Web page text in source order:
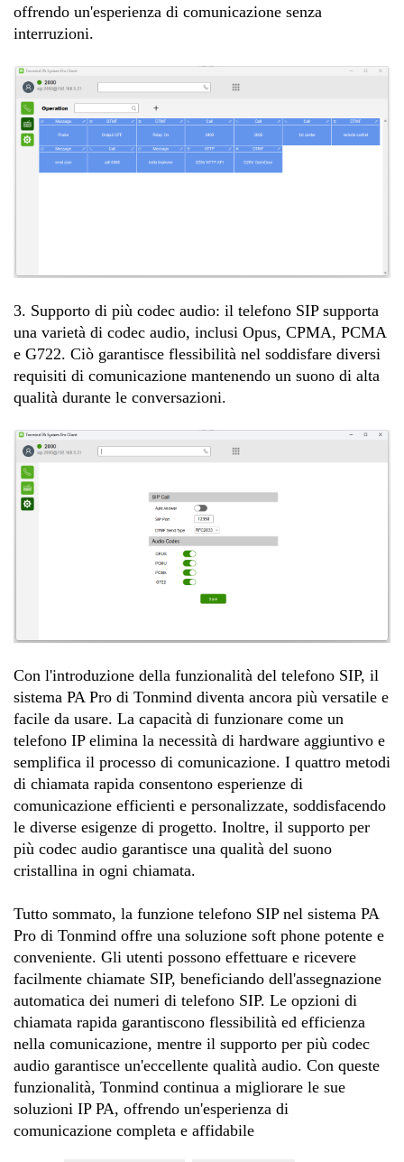
offrendo un'esperienza di comunicazione senza
interruzioni.
3. Supporto di più codec audio: il telefono SIP supporta
una varietà di codec audio, inclusi Opus, CPMA, PCMA
e G722. Ciò garantisce flessibilità nel soddisfare diversi
requisiti di comunicazione mantenendo un suono di alta
qualità durante le conversazioni.
Con l'introduzione della funzionalità del telefono SIP, il
sistema PA Pro di Tonmind diventa ancora più versatile e
facile da usare. La capacità di funzionare come un
telefono IP elimina la necessità di hardware aggiuntivo e
semplifica il processo di comunicazione. I quattro metodi
di chiamata rapida consentono esperienze di
comunicazione efficienti e personalizzate, soddisfacendo
le diverse esigenze di progetto. Inoltre, il supporto per
più codec audio garantisce una qualità del suono
cristallina in ogni chiamata.
Tutto sommato, la funzione telefono SIP nel sistema PA
Pro di Tonmind offre una soluzione soft phone potente e
conveniente. Gli utenti possono effettuare e ricevere
facilmente chiamate SIP, beneficiando dell'assegnazione
automatica dei numeri di telefono SIP. Le opzioni di
chiamata rapida garantiscono flessibilità ed efficienza
nella comunicazione, mentre il supporto per più codec
audio garantisce un'eccellente qualità audio. Con queste
funzionalità, Tonmind continua a migliorare le sue
soluzioni IP PA, offrendo un'esperienza di
comunicazione completa e affidabile